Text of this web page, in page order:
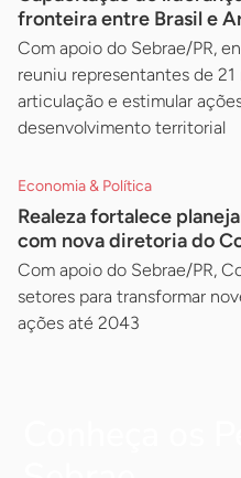
fronteira entre Brasil e
Com apoio do Sebrae/PR,
reuniu representantes de
articulação e estimular
desenvolvimento territorial
Economia & Política
Realeza fortalece
com nova diretoria do
Com apoio do Sebrae/PR,
setores para transformar
ações até 2043